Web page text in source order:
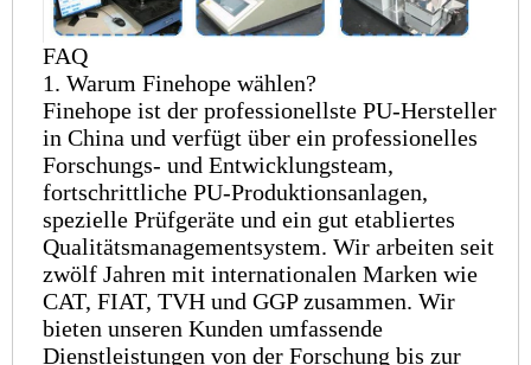
FAQ
1. Warum Finehope wählen?
Finehope ist der professionellste PU-Hersteller
in China und verfügt über ein professionelles
Forschungs- und Entwicklungsteam,
fortschrittliche PU-Produktionsanlagen,
spezielle Prüfgeräte und ein gut etabliertes
Qualitätsmanagementsystem. Wir arbeiten seit
zwölf Jahren mit internationalen Marken wie
CAT, FIAT, TVH und GGP zusammen. Wir
bieten unseren Kunden umfassende
Dienstleistungen von der Forschung bis zur